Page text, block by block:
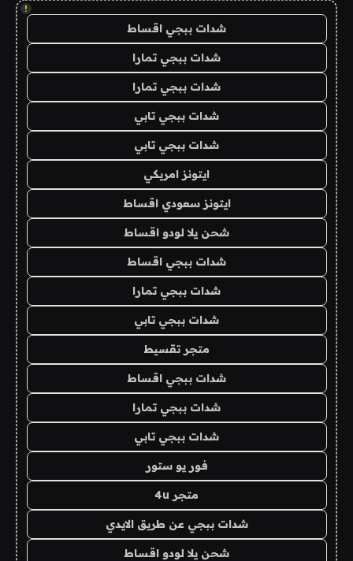
!
شدات ببجي اقساط
شدات ببجي تمارا
شدات ببجي تمارا
شدات ببجي تابي
شدات ببجي تابي
ايتونز امريكي
ايتونز سعودي اقساط
شحن يلا لودو اقساط
شدات ببجي اقساط
شدات ببجي تمارا
شدات ببجي تابي
متجر تقسيط
شدات ببجي اقساط
شدات ببجي تمارا
شدات ببجي تابي
فور يو ستور
متجر 4u
شدات ببجي عن طريق الايدي
شحن يلا لودو اقساط